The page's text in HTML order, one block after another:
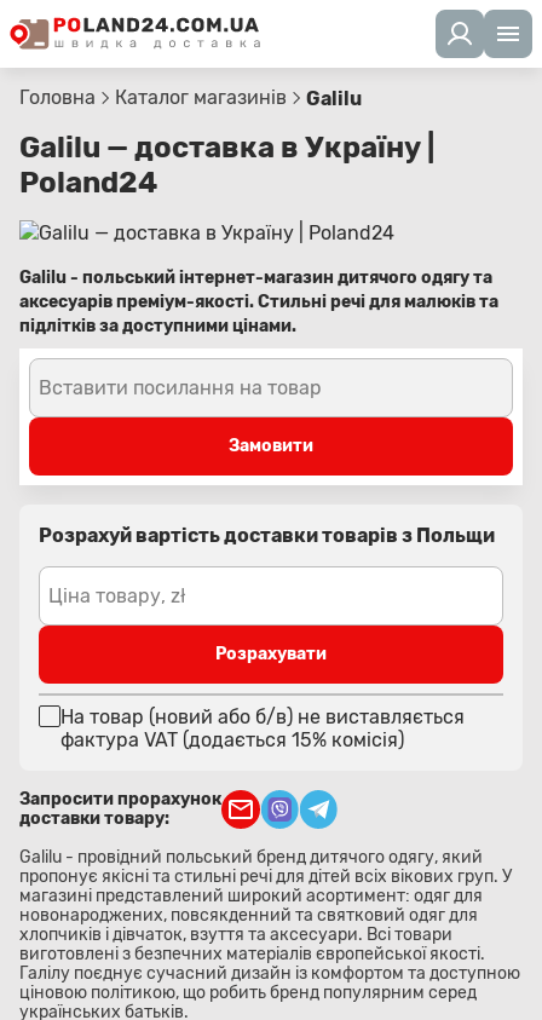
Головна Каталог магазинів Galilu
Galilu — доставка в Україну |
Poland24
Galilu - польський інтернет-магазин дитячого одягу та
аксесуарів преміум-якості. Стильні речі для малюків та
підлітків за доступними цінами.
Вставити посилання на товар
Замовити
Розрахуй вартість доставки товарів з Польщи
Ціна товару, zł
Розрахувати
На товар (новий або б/в) не виставляється
фактура VAT (додається 15% комісія)
Запросити прорахунок
доставки товару:
Galilu - провідний польський бренд дитячого одягу, який
пропонує якісні та стильні речі для дітей всіх вікових груп. У
магазині представлений широкий асортимент: одяг для
новонароджених, повсякденний та святковий одяг для
хлопчиків і дівчаток, взуття та аксесуари. Всі товари
виготовлені з безпечних матеріалів європейської якості.
Галілу поєднує сучасний дизайн із комфортом та доступною
ціновою політикою, що робить бренд популярним серед
українських батьків.